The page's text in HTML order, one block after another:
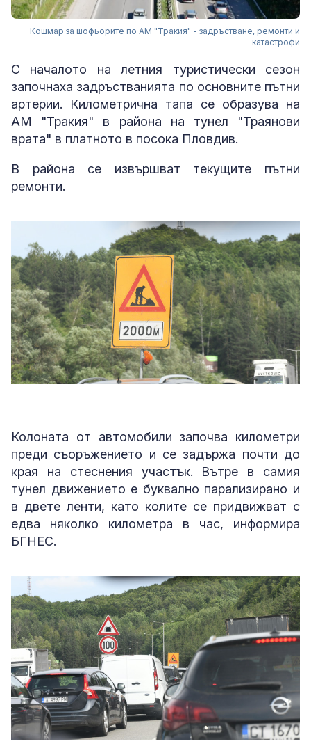
Кошмар за шофьорите по АМ "Тракия" - задръстване, ремонти и
катастрофи
С началото на летния туристически сезон
започнаха задръстванията по основните пътни
артерии. Километрична тапа се образува на
АМ "Тракия" в района на тунел "Траянови
врата" в платното в посока Пловдив.
В района се извършват текущите пътни
ремонти.
Колоната от автомобили започва километри
преди съоръжението и се задържа почти до
края на стеснения участък. Вътре в самия
тунел движението е буквално парализирано и
в двете ленти, като колите се придвижват с
едва няколко километра в час, информира
БГНЕС.